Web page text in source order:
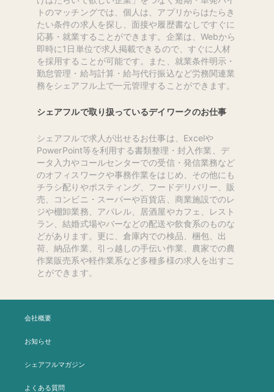
トのマッチングでは、個人は、アプリからはたらき
たい条件の求人を探し、面接や履歴書なしですぐに
応募・就業することができます。企業は、Webから
即時に1日単位で求人掲載できるので、すぐに人材
を採用することが可能です。また、就業条件明示・
勤怠管理・給与計算・給与代行振込など労務関連業
務をシェアフル上で一元管理することができます。
シェアフルで取り扱っているデイワークのお仕事
シェアフルで求人が出せるお仕事は、Excelや
PowerPoint等を利用する書類整理・封入作業、デ
ータ入力やコールセンターでの受信・発信業務など
のオフィスワークや事務作業をはじめ、その他にも
チラシ配りやポスティング、フードデリバリー、販
売、コンビニ・スーパーや百貨店、商業施設でのレ
ジや棚卸業務、アパレル、居酒屋やカフェ、レスト
ラン、結婚式場やバーなどの配送や飲食系のものな
どがあります。更に、倉庫内での検品、梱包、出
荷、納品作業、引っ越しの手伝い作業、農家での農
作業販売系や軽作業系など多種多様の求人を出すこ
とができます。
会社概要
お知らせ
シェアフルマガジン
よくある質問